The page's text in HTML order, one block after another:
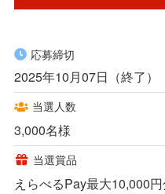
応募締切
2025年10月07日（終了）
当選人数
3,000名様
当選賞品
えらべるPay最大10,000